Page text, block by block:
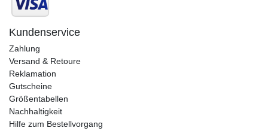
Kundenservice
Zahlung
Versand & Retoure
Reklamation
Gutscheine
Größentabellen
Nachhaltigkeit
Hilfe zum Bestellvorgang